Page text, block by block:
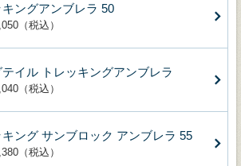
キングアンブレラ 50
（税込）
テイル トレッキングアンブレラ
（税込）
キング サンブロック アンブレラ 55
（税込）